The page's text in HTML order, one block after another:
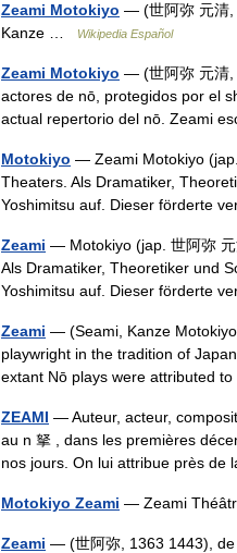
Zeami Motokiyo — (世阿弥 元清,
Kanze …
Wikipedia Español
Zeami Motokiyo — (世阿弥 元清,
actores de nō, protegidos por el
actual repertorio del nō. Zeami
Motokiyo — Zeami Motokiyo
Theaters. Als Dramatiker,
Yoshimitsu auf. Dieser förderte
Zeami — Motokiyo (jap. 世阿弥
Als Dramatiker, Theoretiker und
Yoshimitsu auf. Dieser förderte
Zeami — (Seami, Kanze
playwright in the tradition of
extant Nō plays were attributed
ZEAMI — Auteur, acteur,
au n 拏 , dans les premières
nos jours. On lui attribue près
Motokiyo Zeami — Zeami
Zeami — (世阿弥, 1363 1443), de